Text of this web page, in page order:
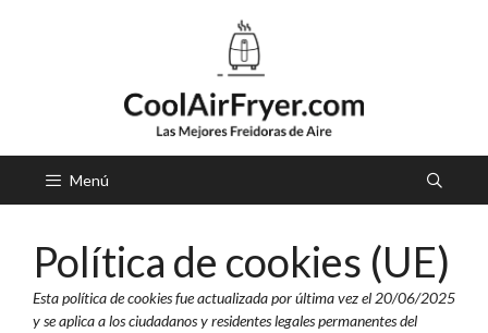
Menú
Política de cookies (UE)
Esta política de cookies fue actualizada por última vez el 20/06/2025
y se aplica a los ciudadanos y residentes legales permanentes del